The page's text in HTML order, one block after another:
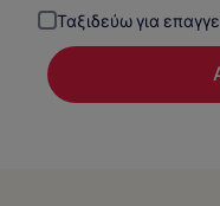
Ταξιδεύω για